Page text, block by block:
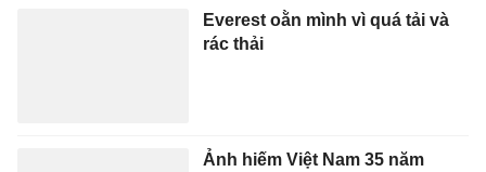
Everest oằn mình vì quá tải và
rác thải
Ảnh hiếm Việt Nam 35 năm